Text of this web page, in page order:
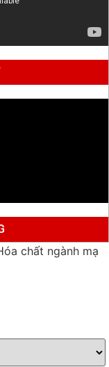
chất ngành mạ